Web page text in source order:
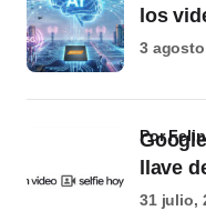
los
3
llave
por
31 julio,